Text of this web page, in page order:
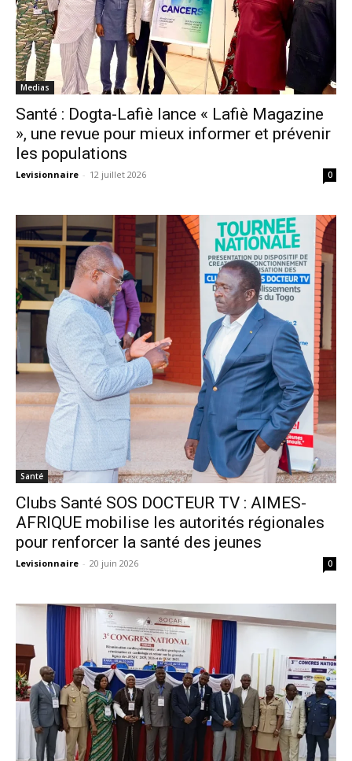
Medias
Santé : Dogta-Lafiè lance « Lafiè Magazine
», une revue pour mieux informer et prévenir
les populations
Levisionnaire - 12 juillet 2026 0
Santé
Clubs Santé SOS DOCTEUR TV : AIMES-
AFRIQUE mobilise les autorités régionales
pour renforcer la santé des jeunes
Levisionnaire - 20 juin 2026 0